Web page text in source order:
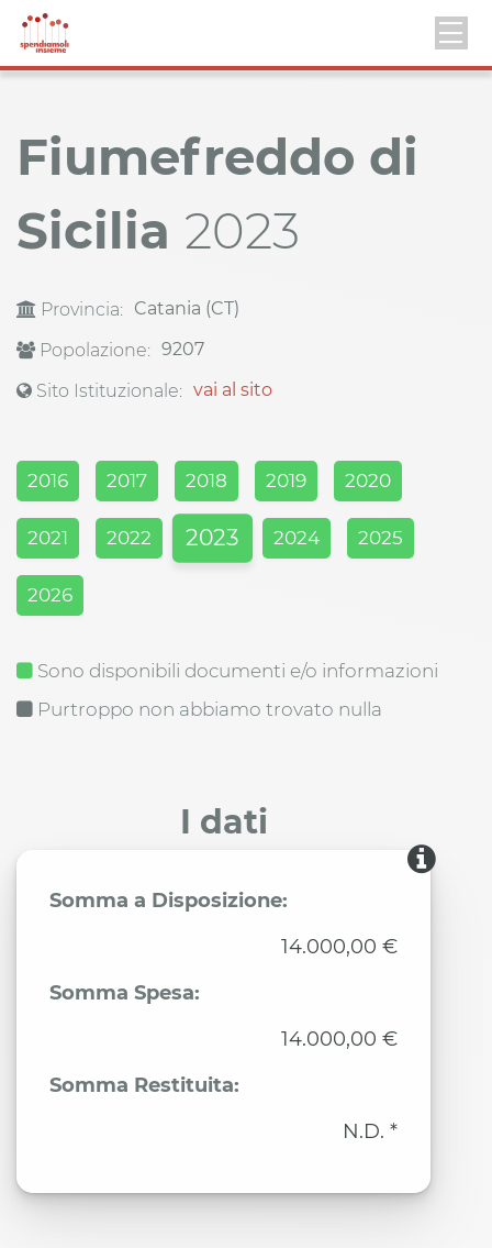
Fiumefreddo di
Sicilia 2023
Provincia:
Catania (CT)
Popolazione: 9207
Sito Istituzionale: vai al sito
2016 2017 2018 2019 2020
2021 2022 2023 2024 2025
2026
Sono disponibili documenti e/o informazioni
Purtroppo non abbiamo trovato nulla
I dati
Somma a Disposizione:
14.000,00 €
Somma Spesa:
14.000,00 €
Somma Restituita:
N.D. *